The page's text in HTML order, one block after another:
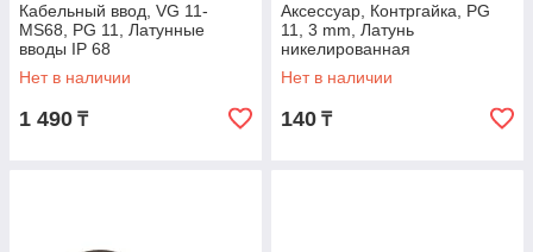
Кабельный ввод, VG 11-
MS68, PG 11, Латунные
вводы IP 68
Нет в наличии
1 490 ₸
Аксессуар, Контргайка, PG
11, 3 mm, Латунь
никелированная
Нет в наличии
140 ₸